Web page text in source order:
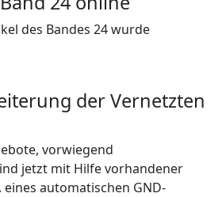
des Bandes 24 wurde
der Vernetzten
vorwiegend
jetzt mit Hilfe vorhandener
eines automatischen GND-